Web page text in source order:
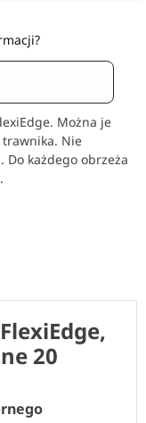
Można je
trawnika. Nie
Do każdego obrzeża
20